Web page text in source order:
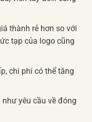
thành rẻ hơn so với
tạp của logo cũng
chi phí có thể tăng
như yêu cầu về đóng